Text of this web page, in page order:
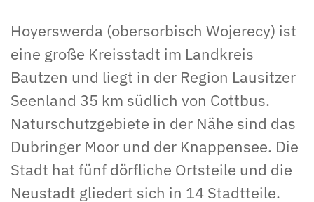
Hoyerswerda (obersorbisch Wojerecy) ist
eine große Kreisstadt im Landkreis
Bautzen und liegt in der Region Lausitzer
Seenland 35 km südlich von Cottbus.
Naturschutzgebiete in der Nähe sind das
Dubringer Moor und der Knappensee. Die
Stadt hat fünf dörfliche Ortsteile und die
Neustadt gliedert sich in 14 Stadtteile.